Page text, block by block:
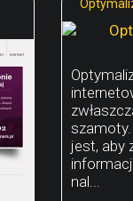
jest, aby
nal...